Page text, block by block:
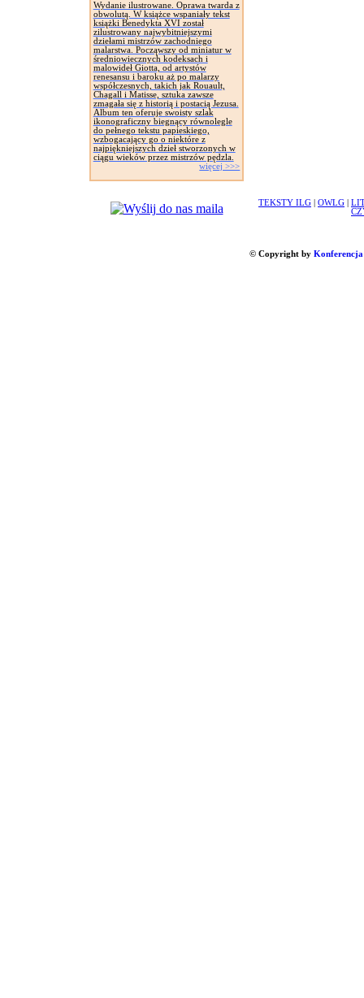
Wydanie ilustrowane. Oprawa twarda z
obwolutą. W książce wspaniały tekst
książki Benedykta XVI został
zilustrowany najwybitniejszymi
dziełami mistrzów zachodniego
malarstwa. Począwszy od miniatur w
średniowiecznych kodeksach i
malowideł Giotta, od artystów
renesansu i baroku aż po malarzy
współczesnych, takich jak Rouault,
Chagall i Matisse, sztuka zawsze
zmagała się z historią i postacią Jezusa.
Album ten oferuje swoisty szlak
ikonograficzny biegnący równolegle
do pełnego tekstu papieskiego,
wzbogacający go o niektóre z
najpiękniejszych dzieł stworzonych w
ciągu wieków przez mistrzów pędzla.
więcej >>>
TEKSTY ILG OWLG
© Copyright by Konferencja